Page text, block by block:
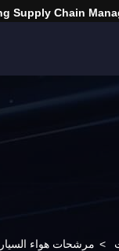
Supply Chain
> مرشحات هواء